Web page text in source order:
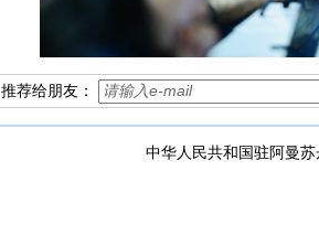
推荐给朋友：
中华人民共和国驻阿曼